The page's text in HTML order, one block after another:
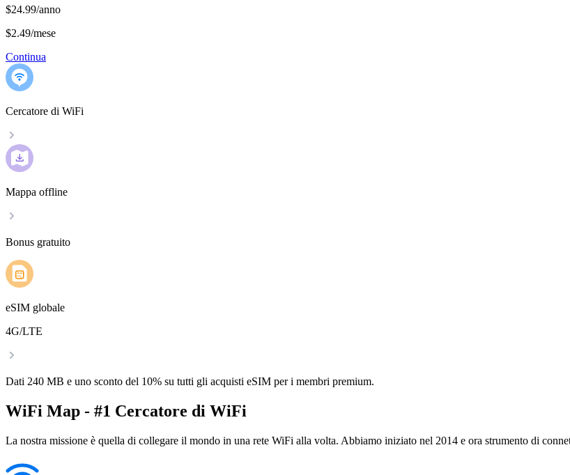
$24.99/anno
$2.49/mese
Continua
Cercatore di WiFi
Mappa offline
Bonus gratuito
eSIM globale
4G/LTE
Dati 240 MB e uno sconto del 10% su tutti gli acquisti eSIM per i membri premium.
WiFi Map - #1 Cercatore di WiFi
La nostra missione è quella di collegare il mondo in una rete WiFi alla volta. Abbiamo iniziato nel 2014 e ora strumento di